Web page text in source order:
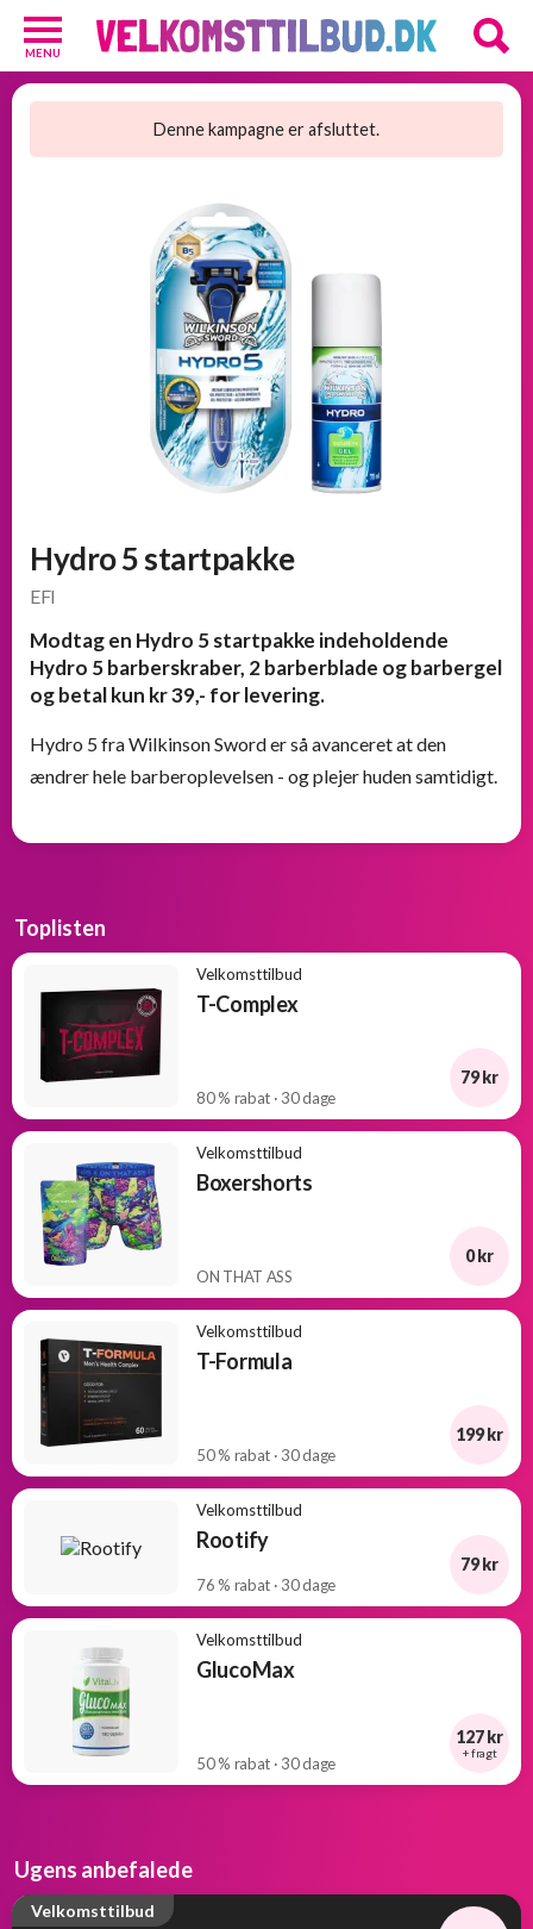
MENU
Denne kampagne er afsluttet.
Hydro 5 startpakke
EFI
Modtag en Hydro 5 startpakke indeholdende
Hydro 5 barberskraber, 2 barberblade og barbergel
og betal kun kr 39,- for levering.
Hydro 5 fra Wilkinson Sword er så avanceret at den
ændrer hele barberoplevelsen - og plejer huden samtidigt.
Toplisten
Velkomsttilbud
T-Complex
80 % rabat · 30 dage
79 kr
Velkomsttilbud
Boxershorts
ON THAT ASS
0 kr
Velkomsttilbud
T-Formula
50 % rabat · 30 dage
199 kr
Velkomsttilbud
Rootify
76 % rabat · 30 dage
79 kr
Velkomsttilbud
GlucoMax
50 % rabat · 30 dage
127 kr
+ fragt
Ugens anbefalede
Velkomsttilbud
Diverse